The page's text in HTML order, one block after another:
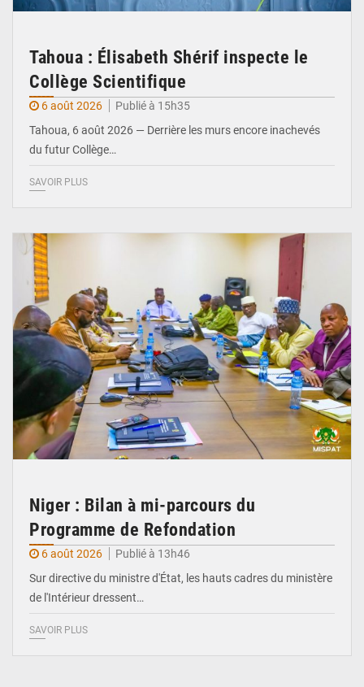
Tahoua : Élisabeth Shérif inspecte le
Collège Scientifique
6 août 2026
Publié à 15h35
Tahoua, 6 août 2026 — Derrière les murs encore inachevés
du futur Collège…
SAVOIR PLUS
Niger : Bilan à mi-parcours du
Programme de Refondation
6 août 2026
Publié à 13h46
Sur directive du ministre d'État, les hauts cadres du ministère
de l'Intérieur dressent…
SAVOIR PLUS